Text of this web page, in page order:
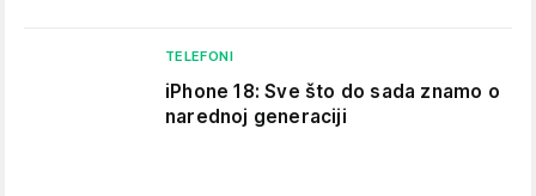
TELEFONI
iPhone 18: Sve što do sada znamo o
narednoj generaciji